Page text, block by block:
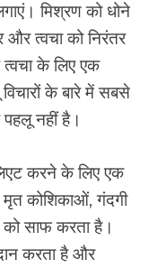
मिश्रण को धोने
त्वचा को निरंतर
के लिए एक
के बारे में सबसे
नहीं है।
करने के लिए एक
कोशिकाओं, गंदगी
को साफ करता है।
करता है और